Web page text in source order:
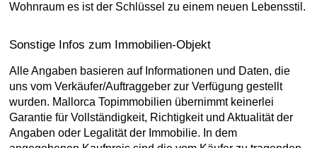
Wohnraum es ist der Schlüssel zu einem neuen Lebensstil.
Sonstige Infos zum Immobilien-Objekt
Alle Angaben basieren auf Informationen und Daten, die
uns vom Verkäufer/Auftraggeber zur Verfügung gestellt
wurden. Mallorca Topimmobilien übernimmt keinerlei
Garantie für Vollständigkeit, Richtigkeit und Aktualität der
Angaben oder Legalität der Immobilie. In dem